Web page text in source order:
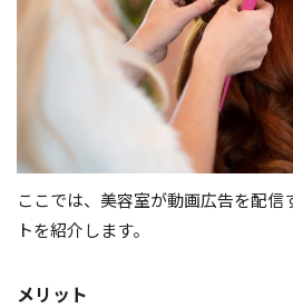
ここでは、美容室が動画広告を配信
トを紹介します。
メリット